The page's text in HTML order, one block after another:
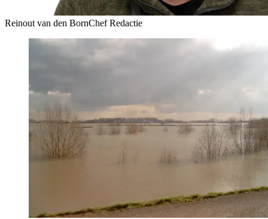
Reinout van den BornChef Redactie